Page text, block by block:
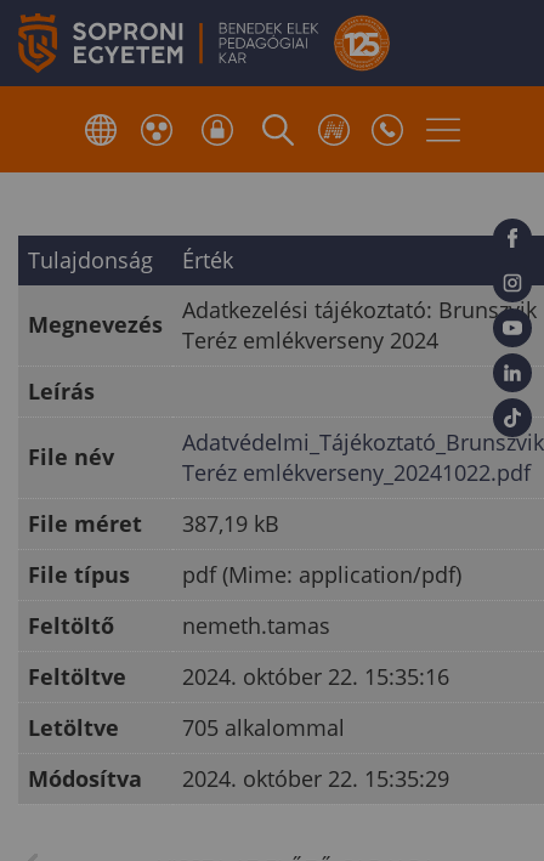
Tulajdonság Érték
Megnevezés
Adatkezelési tájékoztató: Brunszvik
Teréz emlékverseny 2024
Leírás
File név
Adatvédelmi_Tájékoztató_Brunszvik
Teréz emlékverseny_20241022.pdf
File méret
387,19 kB
File típus
pdf (Mime: application/pdf)
Feltöltő
nemeth.tamas
Feltöltve
2024. október 22. 15:35:16
Letöltve
705 alkalommal
Módosítva
2024. október 22. 15:35:29